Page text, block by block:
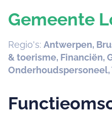
Gemeente
Regio's: Antwerpen,
& toerisme, Financiën,